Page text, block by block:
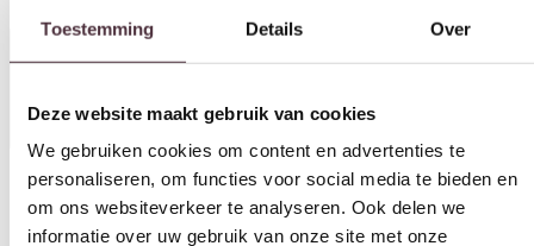
Deze website maakt gebruik van cookies
We gebruiken cookies om content en advertenties te
om ons websiteverkeer te analyseren. Ook delen we
informatie over uw gebruik van onze site met onze
partners voor social media, adverteren en analyse. Deze
Specificaties
Materiaal
Hout, Stof